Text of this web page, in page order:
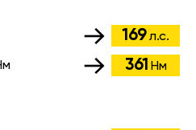
169л.с.
361 Нм